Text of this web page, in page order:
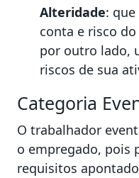
Alteridade:
conta e risco
por outro lado,
riscos de sua
Categoria
O trabalhador
o empregado, pois
requisitos